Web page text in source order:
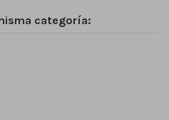
categoría: